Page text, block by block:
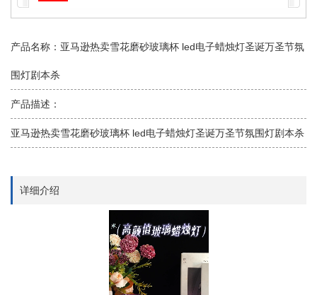
产品名称：亚马逊热卖雪花磨砂玻璃杯 led电子蜡烛灯圣诞万圣节氛
围灯剧本杀
产品描述：
亚马逊热卖雪花磨砂玻璃杯 led电子蜡烛灯圣诞万圣节氛围灯剧本杀
详细介绍